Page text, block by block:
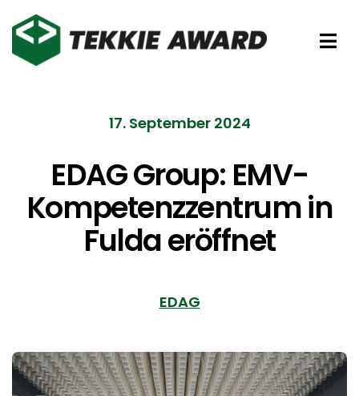
Inhalt
springen
Förderer
17. September 2024
EDAG Group: EMV-
Kompetenzzentrum in
Fulda eröffnet
EDAG